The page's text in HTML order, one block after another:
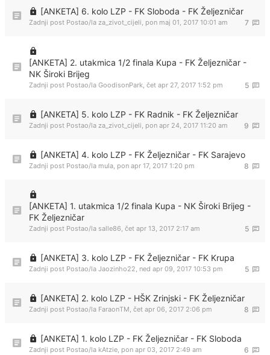
[ANKETA] 6. kolo LZP - FK Sloboda - FK Željezničar
7
Zadnji post Postao/la za_zivot_cijeli, pon maj 01, 2017 10:01 am
[ANKETA] 2. utakmica 1/2 finala Kupa - FK Željezničar -
NK Široki Brijeg
5
Zadnji post Postao/la GoodisonPark, čet apr 27, 2017 1:52 pm
[ANKETA] 5. kolo LZP - FK Radnik - FK Željezničar
9
Zadnji post Postao/la za_zivot_cijeli, pon apr 24, 2017 11:20 am
[ANKETA] 4. kolo LZP - FK Željezničar - FK Sarajevo
8
Zadnji post Postao/la mula, pon apr 17, 2017 1:20 pm
[ANKETA] 1. utakmica 1/2 finala Kupa - NK Široki Brijeg -
FK Željezničar
5
Zadnji post Postao/la salle86, čet apr 13, 2017 2:17 am
[ANKETA] 3. kolo LZP - FK Željezničar - FK Krupa
5
Zadnji post Postao/la Jaozinho22, ned apr 09, 2017 10:53 pm
[ANKETA] 2. kolo LZP - HŠK Zrinjski - FK Željezničar
8
Zadnji post Postao/la FaraonTM, čet apr 06, 2017 2:06 pm
[ANKETA] 1. kolo LZP - FK Željezničar - FK Sloboda
6
Zadnji post Postao/la kAtzie, pon apr 03, 2017 2:49 am